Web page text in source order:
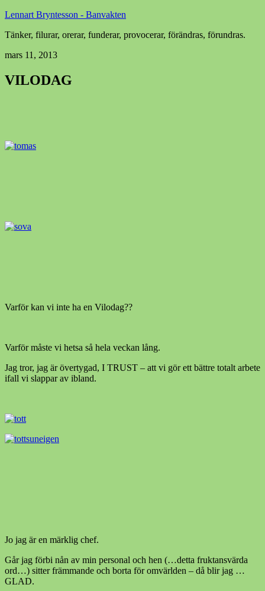
Lennart Bryntesson - Banvakten
Tänker, filurar, orerar, funderar, provocerar, förändras, förundras.
mars 11, 2013
VILODAG
Varför kan vi inte ha en Vilodag??
Varför måste vi hetsa så hela veckan lång.
Jag tror, jag är övertygad, I TRUST – att vi gör ett bättre totalt arbete
ifall vi slappar av ibland.
Jo jag är en märklig chef.
Går jag förbi nån av min personal och hen (…detta fruktansvärda
ord…) sitter främmande och borta för omvärlden – då blir jag …
GLAD.